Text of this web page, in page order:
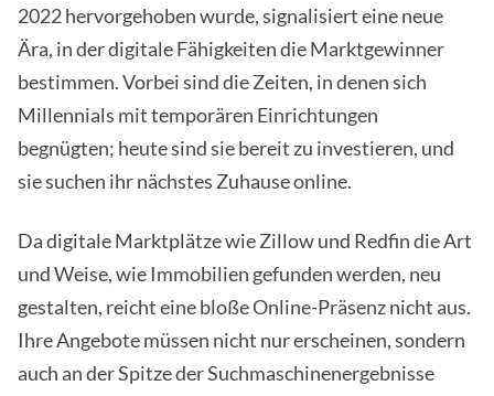
2022 hervorgehoben wurde, signalisiert eine neue
Ära, in der digitale Fähigkeiten die Marktgewinner
bestimmen. Vorbei sind die Zeiten, in denen sich
Millennials mit temporären Einrichtungen
begnügten; heute sind sie bereit zu investieren, und
sie suchen ihr nächstes Zuhause online.
Da digitale Marktplätze wie Zillow und Redfin die Art
und Weise, wie Immobilien gefunden werden, neu
gestalten, reicht eine bloße Online-Präsenz nicht aus.
Ihre Angebote müssen nicht nur erscheinen, sondern
auch an der Spitze der Suchmaschinenergebnisse